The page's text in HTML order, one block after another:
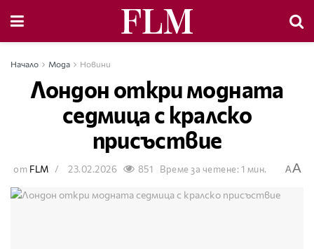
Начало Мода Новини
Лондон откри модната
седмица с кралско
присъствие
от FLM 23.02.2026 851 Време за четене: 1 мин. AA